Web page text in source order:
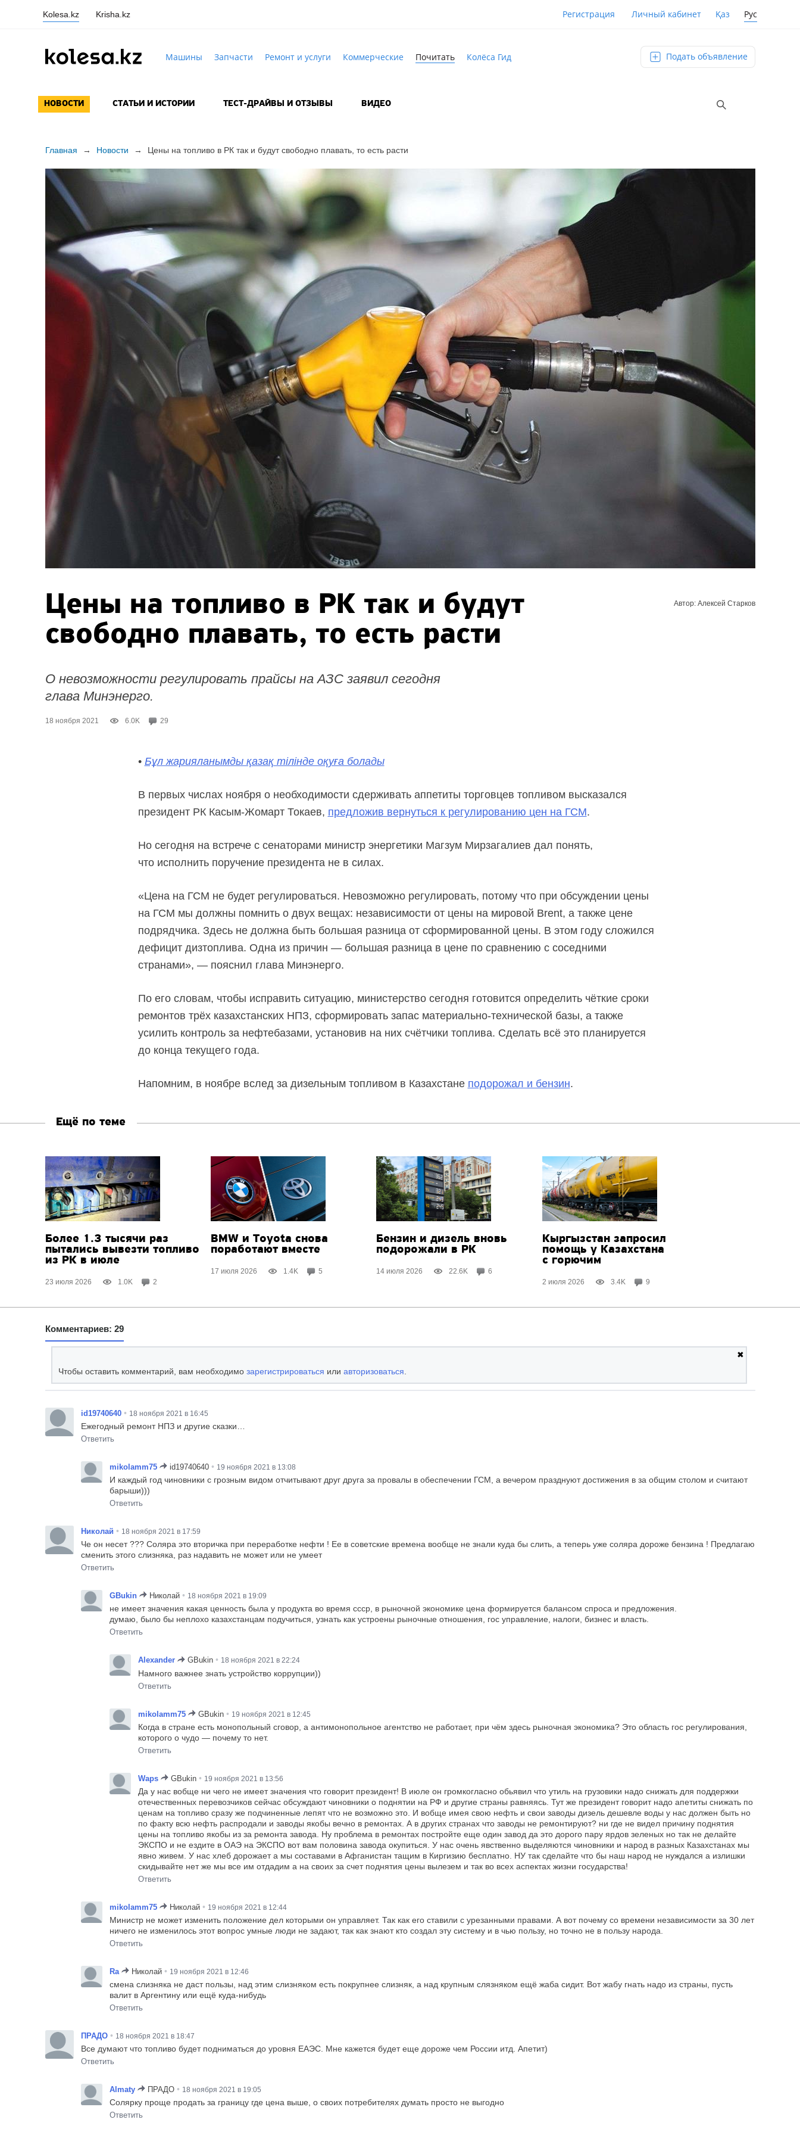
Kolesa.kz Krisha.kz Регистрация Личный кабинет Қаз Рус
Машины Запчасти Ремонт и услуги Коммерческие Почитать Колёса Гид Подать объявление
НОВОСТИ СТАТЬИ И ИСТОРИИ ТЕСТ-ДРАЙВЫ И ОТЗЫВЫ ВИДЕО
Главная → Новости → Цены на топливо в РК так и будут свободно плавать, то есть расти
Цены на топливо в РК так и будут
свободно плавать, то есть расти
О невозможности регулировать прайсы на АЗС заявил сегодня
глава Минэнерго.
18 ноября 2021 6.0K 29
Автор: Алексей Старков
• Бұл жарияланымды қазақ тілінде оқуға болады
В первых числах ноября о необходимости сдерживать аппетиты торговцев топливом высказался
президент РК Касым-ЖомартТокаев, предложив вернуться к регулированию цен на ГСМ.
Но сегодня на встрече с сенаторами министр энергетики Магзум Мирзагалиев дал понять,
что исполнить поручение президента не в силах.
«Цена на ГСМ не будет регулироваться. Невозможно регулировать, потому что при обсуждении цены
на ГСМ мы должны помнить о двух вещах: независимости от цены на мировой Brent, а также цене
подрядчика. Здесь не должна быть большая разница от сформированной цены. В этом году сложился
дефицит дизтоплива. Одна из причин — большая разница в цене по сравнению с соседними
странами», — пояснил глава Минэнерго.
По его словам, чтобы исправить ситуацию, министерство сегодня готовится определить чёткие сроки
ремонтов трёх казахстанских НПЗ, сформировать запас материально-технической базы, а также
усилить контроль за нефтебазами, установив на них счётчики топлива. Сделать всё это планируется
до конца текущего года.
Напомним, в ноябре вслед за дизельным топливом в Казахстане подорожал и бензин.
Ещё по теме
Более 1.3 тысячи раз
пытались вывезти топливо
из РК в июле
23 июля 2026 1.0K 2
BMW и Toyota снова
поработают вместе
17 июля 2026 1.4K 5
Бензин и дизель вновь
подорожали в РК
14 июля 2026 22.6K 6
Кыргызстан запросил
помощь у Казахстана
с горючим
2 июля 2026 3.4K 9
Комментариев: 29
✖
Чтобы оставить комментарий, вам необходимо зарегистрироваться или авторизоваться.
id19740640 • 18 ноября 2021 в 16:45
Ежегодный ремонт НПЗ и другие сказки…
Ответить
mikolamm75 id19740640 • 19 ноября 2021 в 13:08
И каждый год чиновники с грозным видом отчитывают друг друга за провалы в обеспечении ГСМ, а вечером празднуют достижения в за общим столом и считают
барыши)))
Ответить
Николай • 18 ноября 2021 в 17:59
Че он несет ??? Соляра это вторичка при переработке нефти ! Ее в советские времена вообще не знали куда бы слить, а теперь уже соляра дороже бензина ! Предлагаю
сменить этого слизняка, раз надавить не может или не умеет
Ответить
GBukin Николай • 18 ноября 2021 в 19:09
не имеет значения какая ценность была у продукта во время ссср, в рыночной экономике цена формируется балансом спроса и предложения.
думаю, было бы неплохо казахстанцам подучиться, узнать как устроены рыночные отношения, гос управление, налоги, бизнес и власть.
Ответить
Alexander GBukin • 18 ноября 2021 в 22:24
Намного важнее знать устройство коррупции))
Ответить
mikolamm75 GBukin • 19 ноября 2021 в 12:45
Когда в стране есть монопольный сговор, а антимонопольное агентство не работает, при чём здесь рыночная экономика? Это область гос регулирования,
которого о чудо — почему то нет.
Ответить
Waps GBukin • 19 ноября 2021 в 13:56
Да у нас вобще ни чего не имеет значения что говорит президент! В июле он громкогласно обьявил что утиль на грузовики надо снижать для поддержки
отечественных перевозчиков сейчас обсуждают чиновники о поднятии на РФ и другие страны равняясь. Тут же президент говорит надо апетиты снижать по
ценам на топливо сразу же подчиненные лепят что не возможно это. И вобще имея свою нефть и свои заводы дизель дешевле воды у нас должен быть но
по факту всю нефть распродали и заводы якобы вечно в ремонтах. А в других странах что заводы не ремонтируют? ни где не видел причину поднятия
цены на топливо якобы из за ремонта завода. Ну проблема в ремонтах постройте еще один завод да это дорого пару ярдов зеленых но так не делайте
ЭКСПО и не ездите в ОАЭ на ЭКСПО вот вам половина завода окупиться. У нас очень явственно выделяются чиновники и народ в разных Казахстанах мы
явно живем. У нас хлеб дорожает а мы составами в Афганистан тащим в Киргизию бесплатно. НУ так сделайте что бы наш народ не нуждался а излишки
скидывайте нет же мы все им отдадим а на своих за счет поднятия цены вылезем и так во всех аспектах жизни государства!
Ответить
mikolamm75 Николай • 19 ноября 2021 в 12:44
Министр не может изменить положение дел которыми он управляет. Так как его ставили с урезанными правами. А вот почему со времени независимости за 30 лет
ничего не изменилось этот вопрос умные люди не задают, так как знают кто создал эту систему и в чью пользу, но точно не в пользу народа.
Ответить
Ra Николай • 19 ноября 2021 в 12:46
смена слизняка не даст пользы, над этим слизняком есть покрупнее слизняк, а над крупным слязняком ещё жаба сидит. Вот жабу гнать надо из страны, пусть
валит в Аргентину или ещё куда-нибудь
Ответить
ПРАДО • 18 ноября 2021 в 18:47
Все думают что топливо будет подниматься до уровня ЕАЭС. Мне кажется будет еще дороже чем России итд. Апетит)
Ответить
Аlmaty ПРАДО • 18 ноября 2021 в 19:05
Солярку проще продать за границу где цена выше, о своих потребителях думать просто не выгодно
Ответить